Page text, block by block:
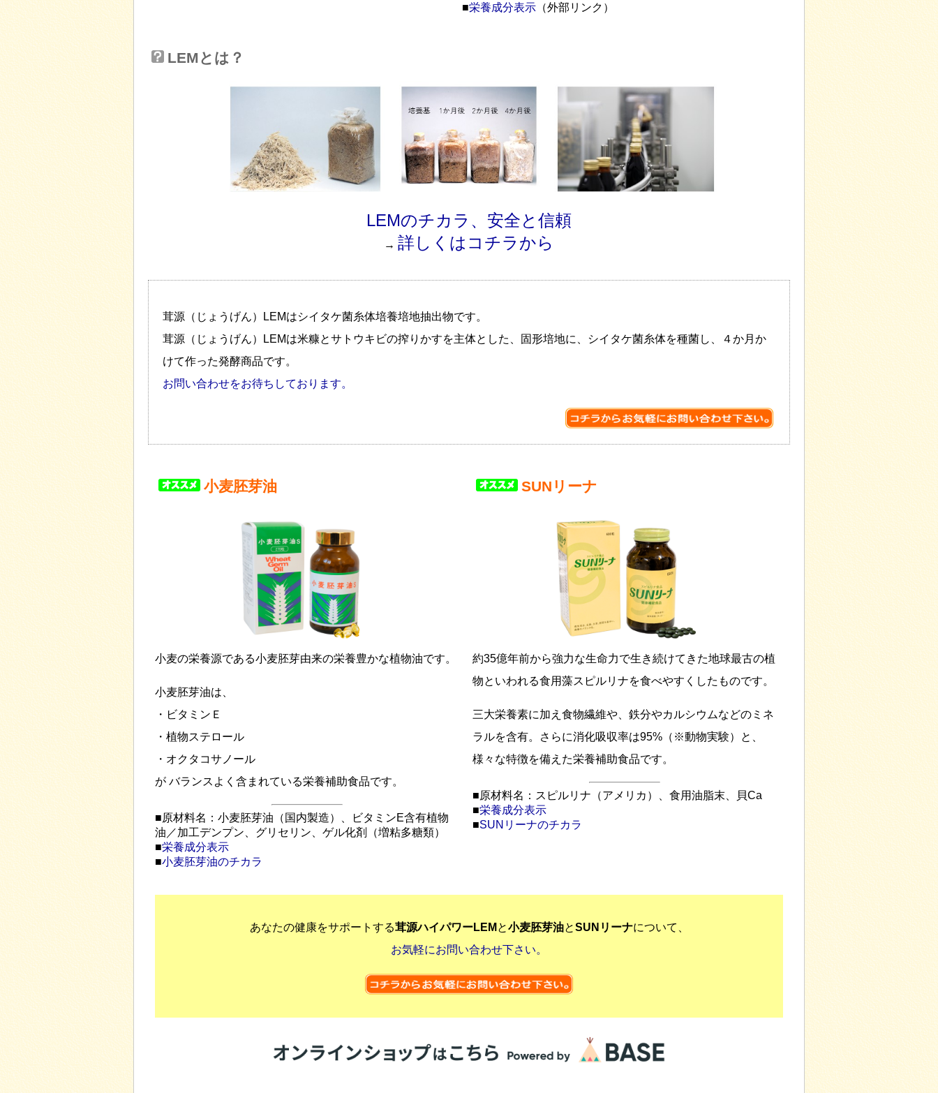
■栄養成分表示 （外部リンク）
LEMとは？
LEMのチカラ、安全と信頼
→ 詳しくはコチラから
茸源（じょうげん）LEMはシイタケ菌糸体培養培地抽出物です。
茸源（じょうげん）LEMは米糠とサトウキビの搾りかすを主体とした、固形培地に、シイタケ菌糸体を種菌し、４か月か
けて作った発酵商品です。
お問い合わせをお待ちしております。
小麦胚芽油
小麦の栄養源である小麦胚芽由来の栄養豊かな植物油です。
小麦胚芽油は、
・ビタミンＥ
・植物ステロール
・オクタコサノール
が バランスよく含まれている栄養補助食品です。
■原材料名：小麦胚芽油（国内製造）、ビタミンE含有植物
油／加工デンプン、グリセリン、ゲル化剤（増粘多糖類）
■栄養成分表示
■小麦胚芽油のチカラ
SUNリーナ
約35億年前から強力な生命力で生き続けてきた地球最古の植
物といわれる食用藻スピルリナを食べやすくしたものです。
三大栄養素に加え食物繊維や、鉄分やカルシウムなどのミネ
ラルを含有。さらに消化吸収率は95%（※動物実験）と、
様々な特徴を備えた栄養補助食品です。
■原材料名：スピルリナ（アメリカ）、食用油脂末、貝Ca
■栄養成分表示
■SUNリーナのチカラ
あなたの健康をサポートする茸源ハイパワーLEM と小麦胚芽油とSUNリーナについて、
お気軽にお問い合わせ下さい。